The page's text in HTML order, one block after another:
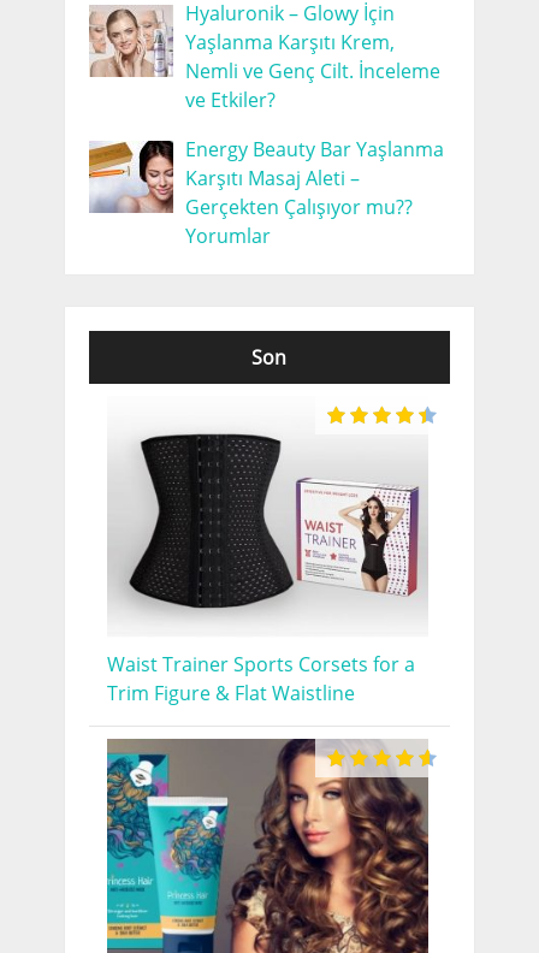
Hyaluronik – Glowy İçin
Yaşlanma Karşıtı Krem,
Nemli ve Genç Cilt. İnceleme
ve Etkiler?
Energy Beauty Bar Yaşlanma
Karşıtı Masaj Aleti –
Gerçekten Çalışıyor mu??
Yorumlar
Son
Waist Trainer Sports Corsets for a
Trim Figure & Flat Waistline